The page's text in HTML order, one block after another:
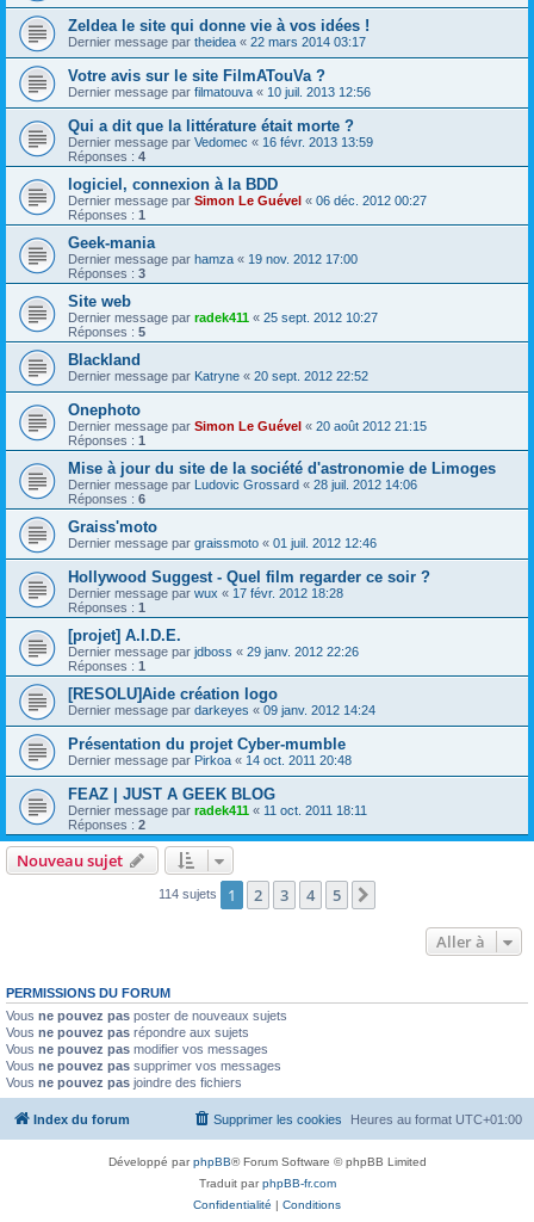
ZeIdea le site qui donne vie à vos idées !
Dernier message par theidea « 22 mars 2014 03:17
Votre avis sur le site FilmATouVa ?
Dernier message par filmatouva « 10 juil. 2013 12:56
Qui a dit que la littérature était morte ?
Dernier message par Vedomec « 16 févr. 2013 13:59
Réponses : 4
logiciel, connexion à la BDD
Dernier message par Simon Le Guével « 06 déc. 2012 00:27
Réponses : 1
Geek-mania
Dernier message par hamza « 19 nov. 2012 17:00
Réponses : 3
Site web
Dernier message par radek411 « 25 sept. 2012 10:27
Réponses : 5
Blackland
Dernier message par Katryne « 20 sept. 2012 22:52
Onephoto
Dernier message par Simon Le Guével « 20 août 2012 21:15
Réponses : 1
Mise à jour du site de la société d'astronomie de Limoges
Dernier message par Ludovic Grossard « 28 juil. 2012 14:06
Réponses : 6
Graiss'moto
Dernier message par graissmoto « 01 juil. 2012 12:46
Hollywood Suggest - Quel film regarder ce soir ?
Dernier message par wux « 17 févr. 2012 18:28
Réponses : 1
[projet] A.I.D.E.
Dernier message par jdboss « 29 janv. 2012 22:26
Réponses : 1
[RESOLU]Aide création logo
Dernier message par darkeyes « 09 janv. 2012 14:24
Présentation du projet Cyber-mumble
Dernier message par Pirkoa « 14 oct. 2011 20:48
FEAZ | JUST A GEEK BLOG
Dernier message par radek411 « 11 oct. 2011 18:11
Réponses : 2
Nouveau sujet
114 sujets 1 2 3 4 5
Aller à
PERMISSIONS DU FORUM
Vous ne pouvez pas poster de nouveaux sujets
Vous ne pouvez pas répondre aux sujets
Vous ne pouvez pas modifier vos messages
Vous ne pouvez pas supprimer vos messages
Vous ne pouvez pas joindre des fichiers
Index du forum Heures au format UTC+01:00
Supprimer les cookies
Développé parphpBB® Forum Software © phpBB Limited
Traduit parphpBB-fr.com
Confidentialité | Conditions